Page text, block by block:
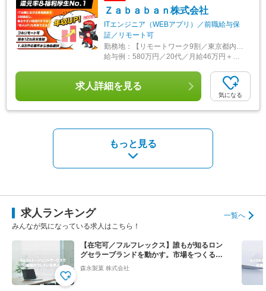
Ｚａｂａｂａｎ株式会社
ITエンジニア（WEBアプリ）／前職給与保
証／リモート可
勤務地：
【リモートワーク9割／東京都内を中心とした一都三県のプロジェクト先／転居を伴う転勤なし／スキルに応じてフルリモートOK】 ※U・Iターン歓迎（U・Iターン支援制度あり） ■本社 東京都千代田区神田平河町1番地 第3東ビル9F・10F ※受動喫煙対策あり ＜アクセス＞ JR山手線・総武線「秋葉原駅」より徒歩1分 東京メトロ日比谷線「秋葉原駅」より徒歩1分 都営地下鉄新宿線「岩本町駅」より徒歩3分
給与例： 580万円／20代／月給46万円＋賞与＋インセンティブ＋各手当＋残業代1分単位
求人詳細を見る
気になる
もっと見る
求人ランキング
一覧へ
みんなが気になっている求人はこちら！
【在宅可／フルフレックス】誰もが知るロン
グセラーブランドを動かす。市場をつくる提
案営業◆ハイチュウ等
森永製菓 株式会社